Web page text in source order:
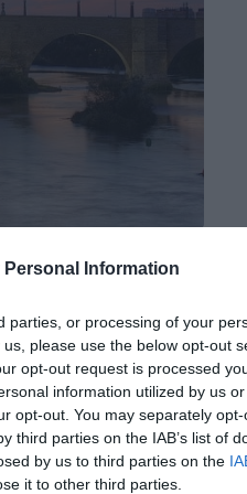
Personal Information
parties, or processing of your
please use the below opt-out
opt-out request is processed
information utilized by us
opt-out. You may separately
third parties on the IAB’s list of
by us to third parties on the
it to other third parties.
le XVIIe et le XVIIIe
façade baroque en
de sublimes fresques
de monter dans